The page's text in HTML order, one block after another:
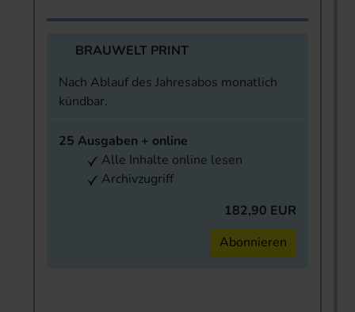
BRAUWELT PRINT
Nach Ablauf des Jahresabos monatlich
kündbar.
25 Ausgaben + online
Alle Inhalte online lesen
Archivzugriff
182,90 EUR
Abonnieren